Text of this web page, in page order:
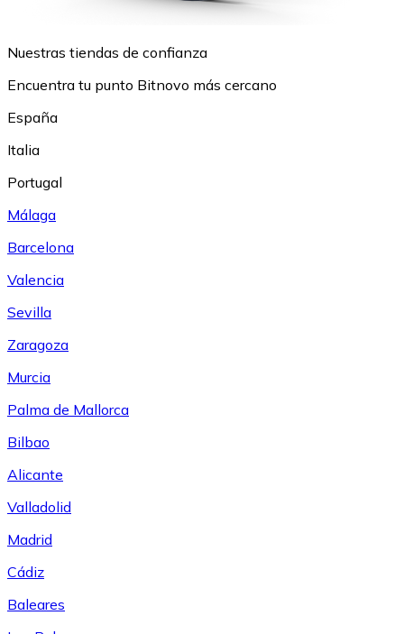
Nuestras tiendas de confianza
Encuentra tu punto Bitnovo más cercano
España
Italia
Portugal
Málaga
Barcelona
Valencia
Sevilla
Zaragoza
Murcia
Palma de Mallorca
Bilbao
Alicante
Valladolid
Madrid
Cádiz
Baleares